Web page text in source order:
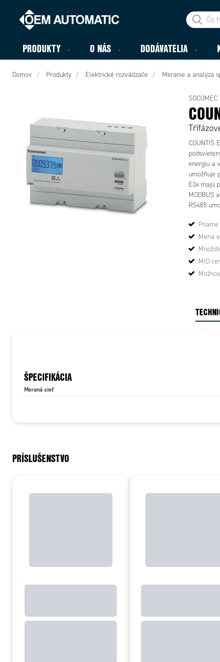
PRODUKTY O NÁS DODÁVATELIA
Domov Produkty Elektrické rozvádzače Meranie a analýza
SOCOMEC
COUNTIS
energiu a
umožňuje
E3x majú
MODBUS
RS485
fázy/
uľahčuje
Meria
MID
ŠPECIFIKÁCIA
Meraná sieť
PRÍSLUŠENSTVO